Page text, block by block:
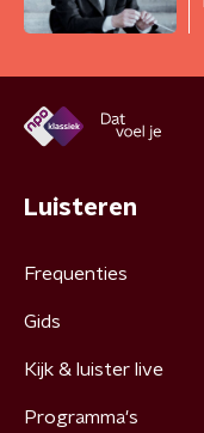
Luisteren
Frequenties
Gids
Kijk & luister live
Programma's